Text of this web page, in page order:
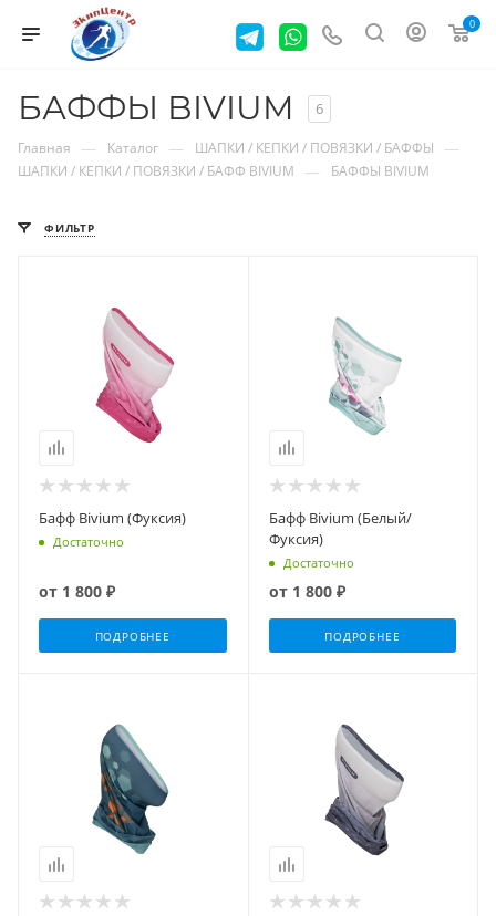
0
БАФФЫ BIVIUM 6
Главная — Каталог — ШАПКИ / КЕПКИ / ПОВЯЗКИ / БАФФЫ —
ШАПКИ / КЕПКИ / ПОВЯЗКИ / БАФФ BIVIUM — БАФФЫ BIVIUM
ФИЛЬТР
Бафф Bivium (Фуксия)
Достаточно
от 1 800 ₽
ПОДРОБНЕЕ
Бафф Bivium (Белый/
Фуксия)
Достаточно
от 1 800 ₽
ПОДРОБНЕЕ